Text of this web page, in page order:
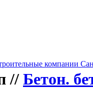
компании
// Бетон.